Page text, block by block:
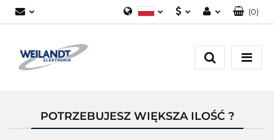
Załóż konto
(0)
POTRZEBUJESZ WIĘKSZA ILOŚĆ ?